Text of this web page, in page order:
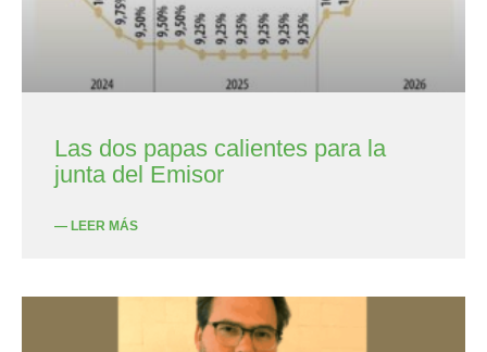
Las dos papas calientes para la
junta del Emisor
— LEER MÁS